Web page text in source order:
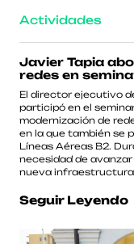
Actividades
Javier Tapia
redes en
El director ejecutivo
participó en el
modernización de
en la que también se
Líneas Aéreas B2.
necesidad de
nueva infraestructura
Seguir Leyendo